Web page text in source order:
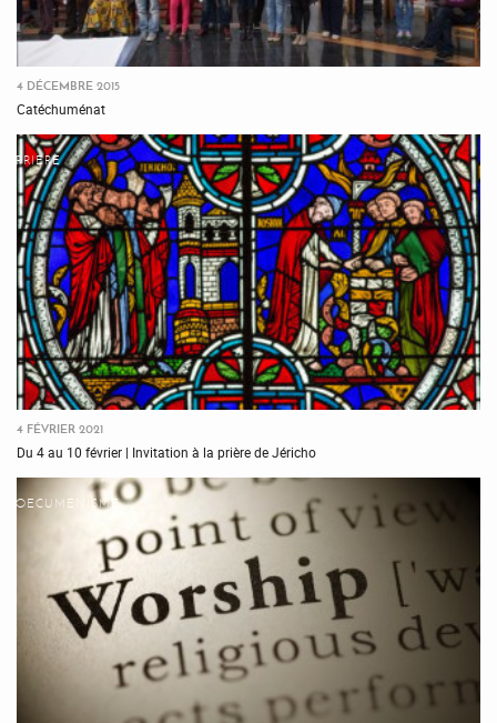
4 DÉCEMBRE 2015
Catéchuménat
PRIÈRE
4 FÉVRIER 2021
Du 4 au 10 février | Invitation à la prière de Jéricho
OECUMÉNISME